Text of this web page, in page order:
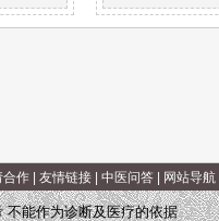
合作| 友情链接| 中医问答| 网站导航|
不能作为诊断及医疗的依据